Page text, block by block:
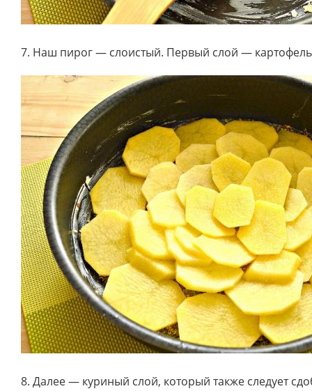
7. Наш пирог — слоистый. Первый слой —
8. Далее — куриный слой, который также следует